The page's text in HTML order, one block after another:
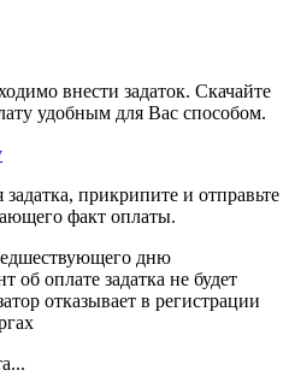
внести задаток. Скачайте
удобным для Вас способом.
прикрипите и отправьте
факт оплаты.
дню
об оплате задатка не будет
отказывает в регистрации